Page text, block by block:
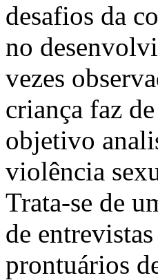
desafios da
no
vezes
criança faz
objetivo
violência
Trata-se de
de
prontuários